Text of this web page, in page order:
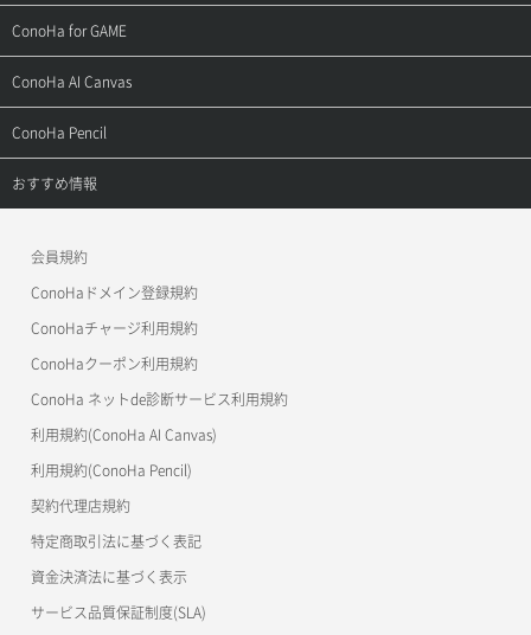
用語集
お問い合わせ
お乗り換えガイド
よくある質問
ご利用ガイド
APIドキュメントVPS2.0
APIドキュメントVPS3.0
サポートトップ
ご利用ガイド
APIドキュメントVPS2.0
APIドキュメントVPS3.0
ConoHa for GAME
サポートトップ
ご利用ガイド
ConoHa AI Canvas
サポートトップ
ご利用ガイド
ConoHa Pencil
サポートトップ
おすすめ情報
美雲このは徹底ガイド
会員規約
ConoHaドメイン登録規約
ConoHaチャージ利用規約
ConoHaクーポン利用規約
ConoHa ネットde診断サービス利用規約
利用規約(ConoHa AI Canvas)
利用規約(ConoHa Pencil)
契約代理店規約
特定商取引法に基づく表記
資金決済法に基づく表示
サービス品質保証制度(SLA)